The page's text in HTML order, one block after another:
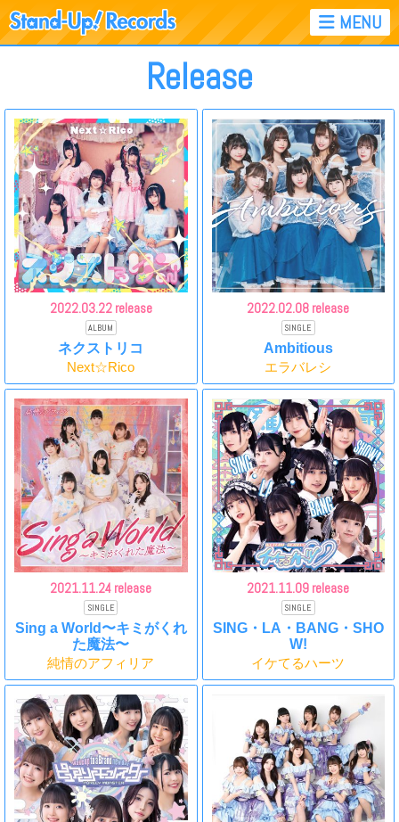
Release
2022.03.22 release
ALBUM
ネクストリコ
Next☆Rico
2022.02.08 release
SINGLE
Ambitious
エラバレシ
2021.11.24 release
SINGLE
Sing a World〜キミがくれ
た魔法〜
純情のアフィリア
2021.11.09 release
SINGLE
SING・LA・BANG・SHO
W!
イケてるハーツ